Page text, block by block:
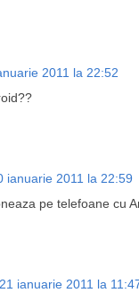
2011 la 22:52
ianuarie 2011 la 22:59
pe telefoane cu
21 ianuarie 2011 la